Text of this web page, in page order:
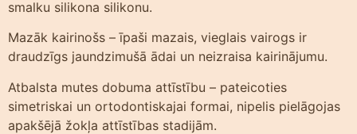
smalku silikona silikonu.
Mazāk kairinošs – īpaši mazais, vieglais vairogs ir
draudzīgs jaundzimušā ādai un neizraisa kairinājumu.
Atbalsta mutes dobuma attīstību – pateicoties
simetriskai un ortodontiskajai formai, nipelis pielāgojas
apakšējā žokļa attīstības stadijām.